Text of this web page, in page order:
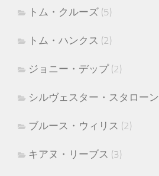
トム・クルーズ (5)
トム・ハンクス (2)
ジョニー・デップ(2)
シルヴェスター・スタローン
ブルース・ウィリス (2)
キアヌ・リーブス (3)